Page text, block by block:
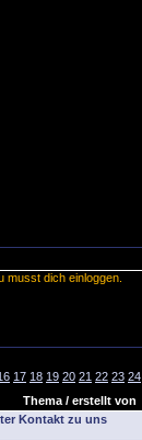
musst dich einloggen.
17 18 19 20 21 22 23 24
Thema / erstellt von
Kontakt zu uns